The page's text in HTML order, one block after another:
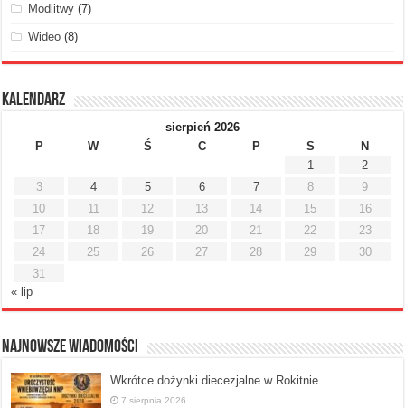
Modlitwy (7)
Wideo (8)
Kalendarz
sierpień 2026
P
W Ś C P S
N
1
2
3
4 5 6 7 8
9
10
11 12 13 14 15
16
17
18 19 20 21 22
23
24
25 26 27 28 29
30
31
« lip
Najnowsze Wiadomości
Wkrótce dożynki diecezjalne w Rokitnie
7 sierpnia 2026